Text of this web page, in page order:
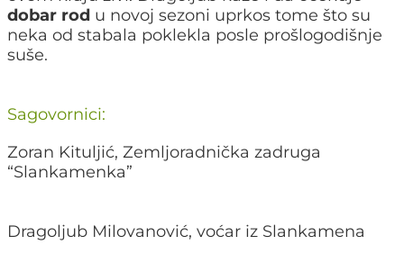
dobar rod u novoj sezoni uprkos tome što su
neka od stabala poklekla posle prošlogodišnje
suše.
Sagovornici:
Zoran Kituljić, Zemljoradnička zadruga
“Slankamenka”
Dragoljub Milovanović, voćar iz Slankamena